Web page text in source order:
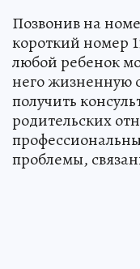
Позвонив на
короткий номер
любой ребенок
него жизненную
получить
родительских
проблемы,